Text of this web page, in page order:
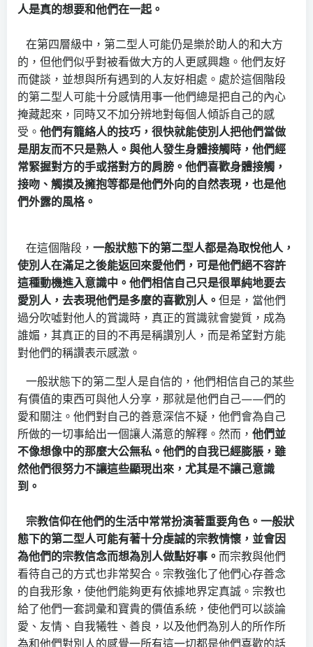
人是真的想要和他們在一起。
在第四層級中，第二型人可能仍是樂於助人的和大方
的，但他們似乎對被看做大方的人更感興趣。他們友好
而健談，並想與所有遇到的人友好相處。處於這個階段
的第二型人可能十分感情用事一他們總是把自己的內心
掩藏起來，同時又不加分辨地對每個人傾訴自己的感
受。 他們有籠絡人的技巧，很快就能使別人把他們當做
是朋友而不只是熟人。與他人發生身體接觸時，他們經
常緊握對方的手或搭對方的肩膀。他們喜歡身體接觸，
接吻、觸摸及擁抱等都是他們外向的自然表現，也是他
們外露的風格。
在這個階段， 一般狀態下的第二型人都是為取悅他人，
使別人在滿足之後能返回來愛他們，可是他們絕不容許
這種動機進入意識中。他們相信自己只是很單純地要去
愛別人，去表現他們是多麼的喜歡別人。 但是，當他們
過分吹噓對他人的賞識時，真正的賞識就會變質，成為
誰媚，其真正的目的不再是稱讚別人，而是希望對方能
對他們的稱讚表示感激。
一般狀態下的第二型人是自信的，他們相信自己的某些
有價值的東西可與他人分享，那就是他們自己——們的
愛和關注。他們對自己的善意深信不疑，他們會為自己
所做的一切事給出一個讓人滿意的解釋。然而， 他們並
不像想像中的那麼大公無私。他們的自我已經膨脹，雖
然他們很努力不讓這些顯現出來，尤其是不讓己意識
到。
宗教信仰在他們的生活中常常扮演著重要角色。一般狀
態下的第二型人可能有著十分虔誠的宗教情懷，並會因
為他們的宗教信念而想為別人做點好事。 而宗教與他們
看待自己的方式也非常契合。宗教強化了他們心存善念
的自我形象，使他們能夠更有依據地界定真誠。宗教也
給了他們一套詞彙和寶貴的價值系統，使他們可以談論
愛、友情、自我犧牲、善良，以及他們為別人的所作所
為和他們對別人的感覺一所有這一切都是他們喜歡的話